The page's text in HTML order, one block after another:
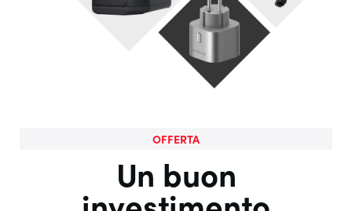
OFFERTA
Un buon